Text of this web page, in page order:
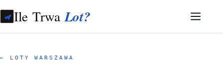
Ile TrwaLot?
← LOTY WARSZAWA